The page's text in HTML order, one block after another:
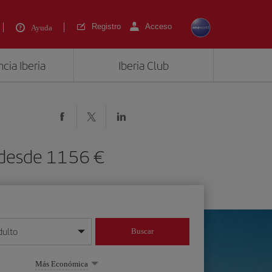
Ayuda Registro Acceso
Iberia Iberia Club
1156 €
mes/año
Buscar
Más Económica